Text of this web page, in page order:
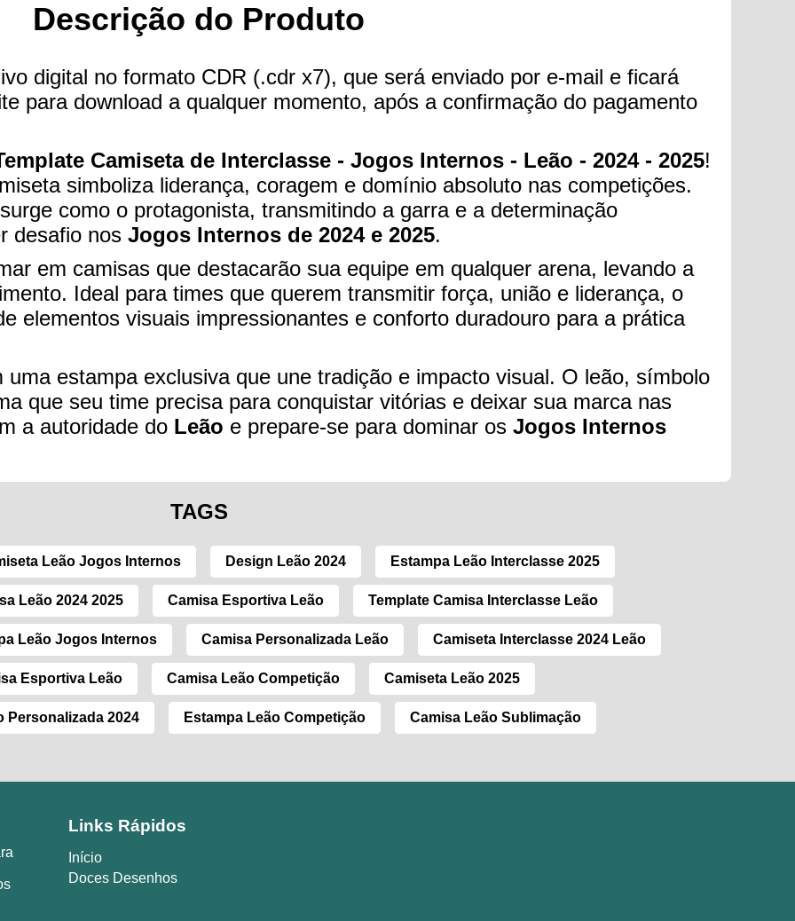
Descrição do Produto
digital no formato CDR (.cdr x7), que será enviado por e-mail e ficará
para download a qualquer momento, após a confirmação do pagamento
Camiseta de Interclasse - Jogos Internos - Leão - 2024 - 2025!
simboliza liderança, coragem e domínio absoluto nas competições.
como o protagonista, transmitindo a garra e a determinação
desafio nos Jogos Internos de 2024 e 2025.
em camisas que destacarão sua equipe em qualquer arena, levando a
Ideal para times que querem transmitir força, união e liderança, o
elementos visuais impressionantes e conforto duradouro para a prática
estampa exclusiva que une tradição e impacto visual. O leão, símbolo
que seu time precisa para conquistar vitórias e deixar sua marca nas
a autoridade do Leão e prepare-se para dominar os Jogos Internos
TAGS
Leão Jogos Internos Design Leão 2024 Estampa Leão Interclasse 2025
Leão 2024 2025 Camisa Esportiva Leão Template Camisa Interclasse Leão
Leão Jogos Internos Camisa Personalizada Leão Camiseta Interclasse 2024 Leão
Esportiva Leão Camisa Leão Competição Camiseta Leão 2025
Personalizada 2024 Estampa Leão Competição Camisa Leão Sublimação
Links Rápidos
Início
Doces Desenhos